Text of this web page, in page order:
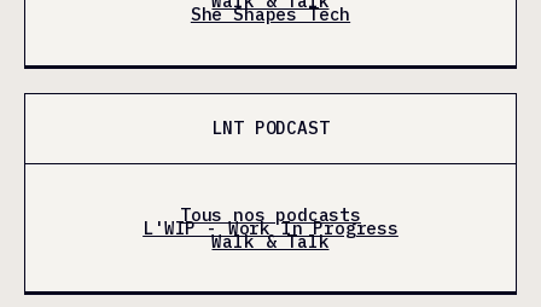
She Shapes Tech
LNT PODCAST
Tous nos podcasts
L'WIP - Work In Progress
Walk & Talk